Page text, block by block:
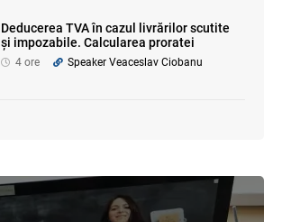
Deducerea TVA în cazul livrărilor scutite
și impozabile. Calcularea proratei
4 ore Speaker Veaceslav Ciobanu